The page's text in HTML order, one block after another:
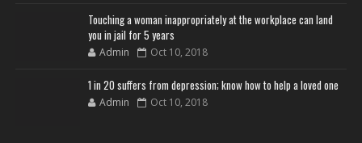
Touching a woman inappropriately at the workplace can land
you in jail for 5 years
Admin Oct 10, 2018
1 in 20 suffers from depression; know how to help a loved one
Admin Oct 10, 2018